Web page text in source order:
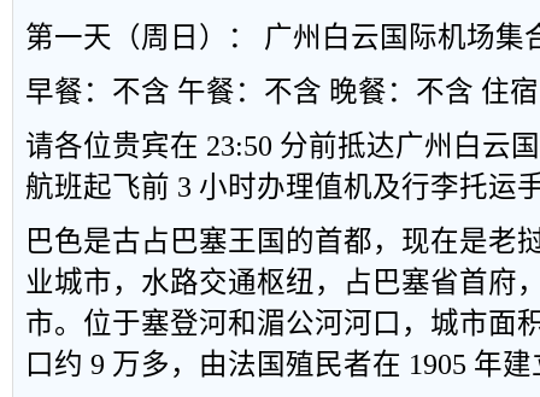
第一天（周日）： 广州白云国际机场集
早餐：不含 午餐：不含 晚餐：不含 住
请各位贵宾在 23:50 分前抵达广州白云
航班起飞前 3 小时办理值机及行李托运
巴色是古占巴塞王国的首都，现在是老
业城市，水路交通枢纽，占巴塞省首府
市。位于塞登河和湄公河河口，城市面
口约 9 万多，由法国殖民者在 1905 年建